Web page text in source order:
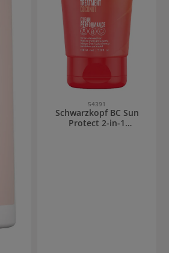
54391
Schwarzkopf BC Sun
Protect 2-in-1